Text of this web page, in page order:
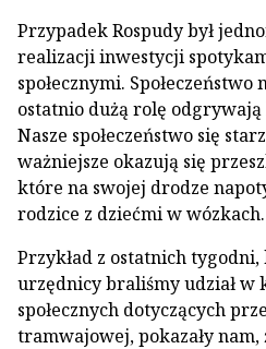
Przypadek Rospudy był
realizacji inwestycji
społecznymi.
ostatnio dużą rolę
Nasze społeczeństwo się
ważniejsze okazują się
które na swojej drodze
rodzice z dziećmi w wózkach.
Przykład z ostatnich
urzędnicy braliśmy udział w
społecznych dotyczących
tramwajowej, pokazały nam,